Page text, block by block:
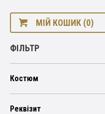
МІЙ КОШИК (0)
ФІЛЬТР
Костюм
Реквізит